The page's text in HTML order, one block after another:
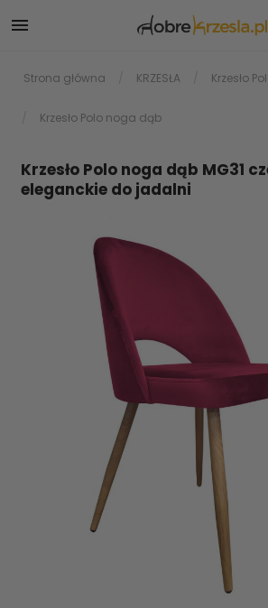

Strona główna KRZESŁA Krzesło
Krzesło Polo noga dąb
Krzesło Polo noga dąb MG31
eleganckie do jadalni